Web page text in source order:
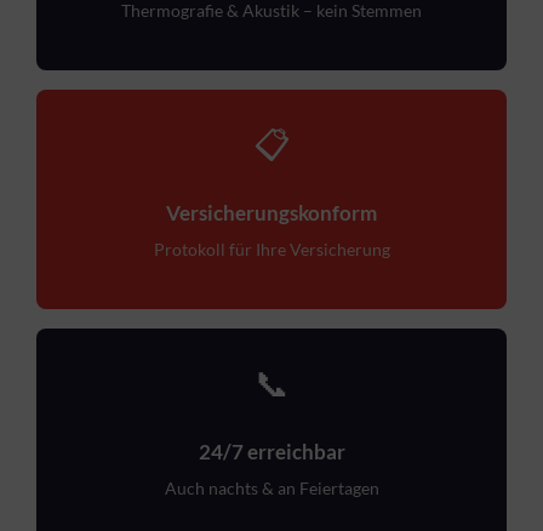
Thermografie & Akustik – kein Stemmen
📋
Versicherungskonform
Protokoll für Ihre Versicherung
📞
24/7 erreichbar
Auch nachts & an Feiertagen